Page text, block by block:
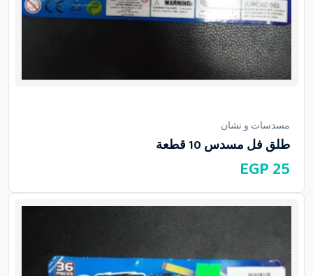
مسدسات و نشان
طلق فل مسدس 10 قطعة
25
EGP